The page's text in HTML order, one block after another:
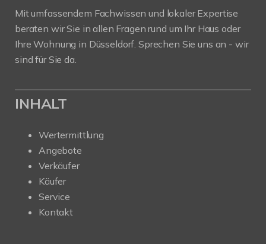
Mit umfassendem Fachwissen und lokaler Expertise
beraten wir Sie in allen Fragen rund um Ihr Haus oder
Ihre Wohnung in Düsseldorf. Sprechen Sie uns an - wir
sind für Sie da.
INHALT
Wertermittlung
Angebote
Verkäufer
Käufer
Service
Kontakt